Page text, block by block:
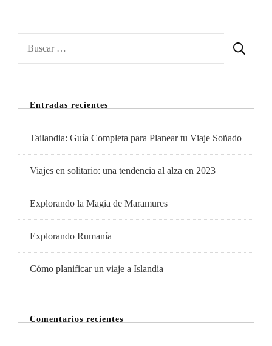
La
Entradas recientes
Tailandia: Guía Completa para Planear tu Viaje Soñado
Viajes en solitario: una tendencia al alza en 2023
Explorando la Magia de Maramures
Explorando Rumanía
Cómo planificar un viaje a Islandia
Comentarios recientes